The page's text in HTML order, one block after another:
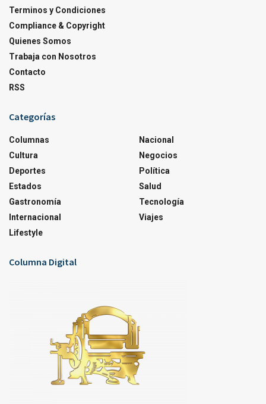
Terminos y Condiciones
Compliance & Copyright
Quienes Somos
Trabaja con Nosotros
Contacto
RSS
Categorías
Columnas
Cultura
Deportes
Estados
Gastronomía
Internacional
Lifestyle
Nacional
Negocios
Política
Salud
Tecnología
Viajes
Columna Digital